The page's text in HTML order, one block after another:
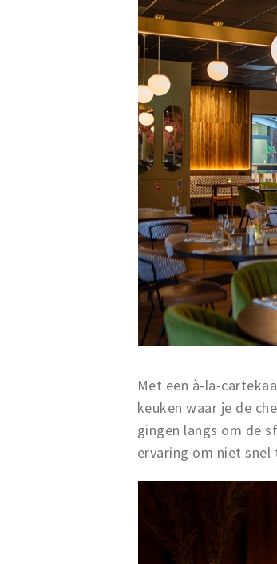
Met een à-la-
keuken waar je de
gingen langs om de
ervaring om niet snel